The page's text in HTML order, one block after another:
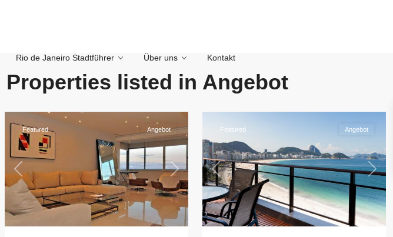
Rio de Janeiro Stadtführer Über uns Kontakt
Properties listed in Angebot
Copacabana,
de
Previous Next
Featured Angebot
Copacabana
de
Previous Next
Featured Angebot